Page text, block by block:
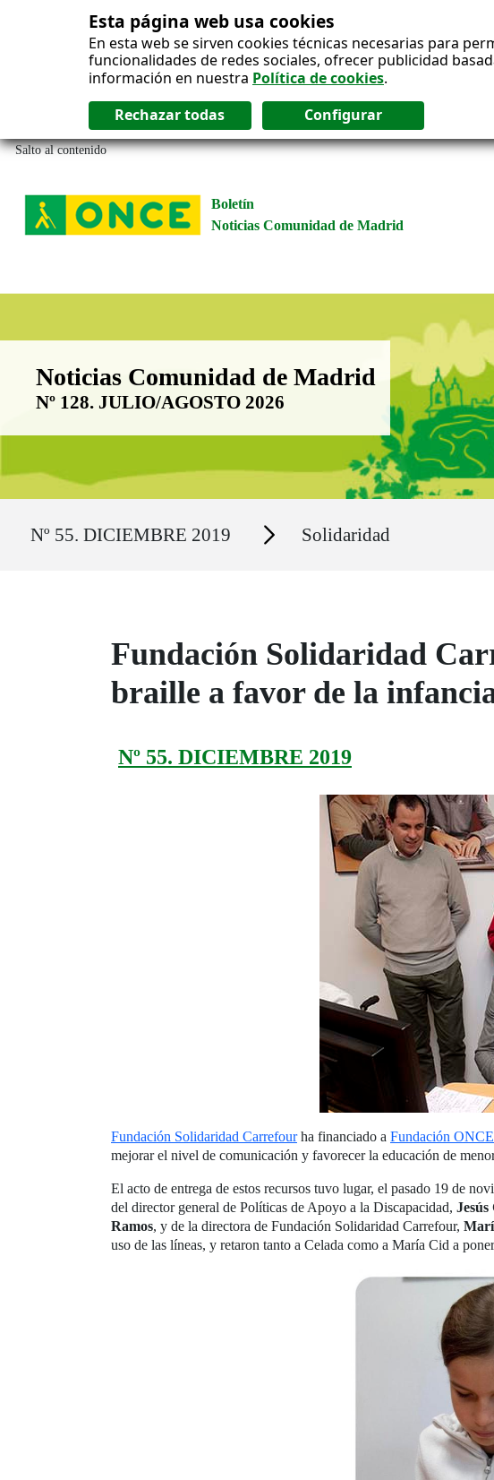
Esta página web usa cookies
En esta web se sirven cookies técnicas necesarias para
funcionalidades de redes sociales, ofrecer publicidad
información en nuestra Política de cookies.
Salto al contenido
Boletín
Noticias Comunidad de Madrid
Boletín Noticias Comunidad de Madrid
Noticias Comunidad de Madrid
Nº 128. JULIO/AGOSTO 2026
Nº 55. DICIEMBRE 2019 Secciones Solidaridad
Fundación Solidaridad
braille a favor de la
Nº 55. DICIEMBRE 2019
Fundación Solidaridad Carrefourha financiado a Fundación ONCE
mejorar el nivel de comunicación y favorecer la educación de
El acto de entrega de estos recursos tuvo lugar, el pasado 19 de
del director general de Políticas de Apoyo a la Discapacidad, Jesús
Ramos, y de la directora de Fundación Solidaridad Carrefour,
uso de las líneas, y retaron tanto a Celada como a María Cid a